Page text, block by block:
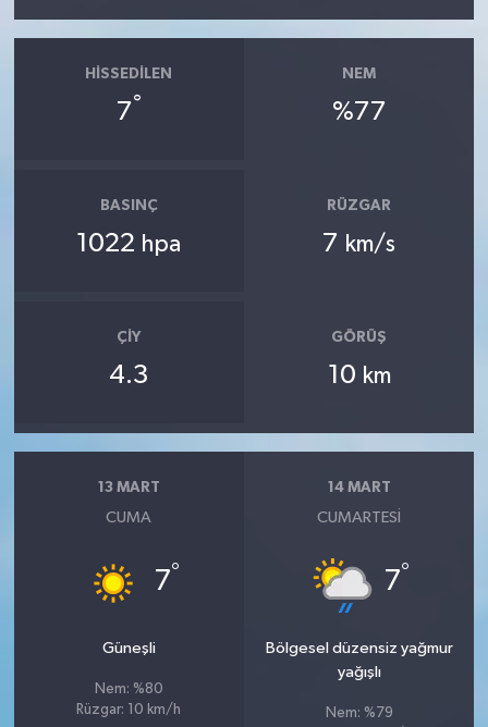
HISSEDILEN
7°
NEM
%77
BASINÇ
1022 hpa
RÜZGAR
7 km/s
ÇIY
4.3
GÖRÜŞ
10 km
13 MART
CUMA
7°
Güneşli
Nem: %80
Rüzgar: 10 km/h
14 MART
CUMARTESI
7°
Bölgesel düzensiz yağmur
yağışlı
Nem: %79